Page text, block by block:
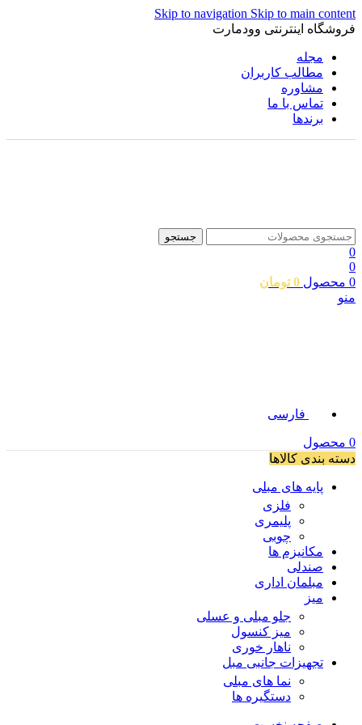
Skip to navigation Skip to main content
فروشگاه اینترنتی وودمارت
مجله
مطالب کاربران
مشاوره
تماس با ما
برندها
جستجو
0
0
0 محصول 0 تومان
منو
فارسی
0 محصول
دسته بندی کالاها
پایه های مبلی
فلزی
پلیمری
چوبی
مکانیزم ها
صندلی
مبلمان اداری
میز
جلو مبلی و عسلی
میز کنسول
ناهار خوری
تجهیزات جانبی مبل
نما های مبلی
دستگیره ها